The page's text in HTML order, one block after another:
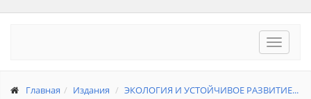
Toggle
Главная Издания ЭКОЛОГИЯ И УСТОЙЧИВОЕ РАЗВИТИЕ...